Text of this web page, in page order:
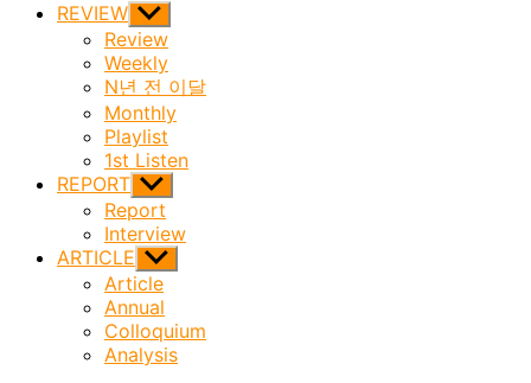
REVIEW Show
sub
menu
Review
Weekly
N년 전 이달
Monthly
Playlist
1st Listen
REPORT Show
sub
menu
Report
Interview
ARTICLE Show
sub
menu
Article
Annual
Colloquium
Analysis